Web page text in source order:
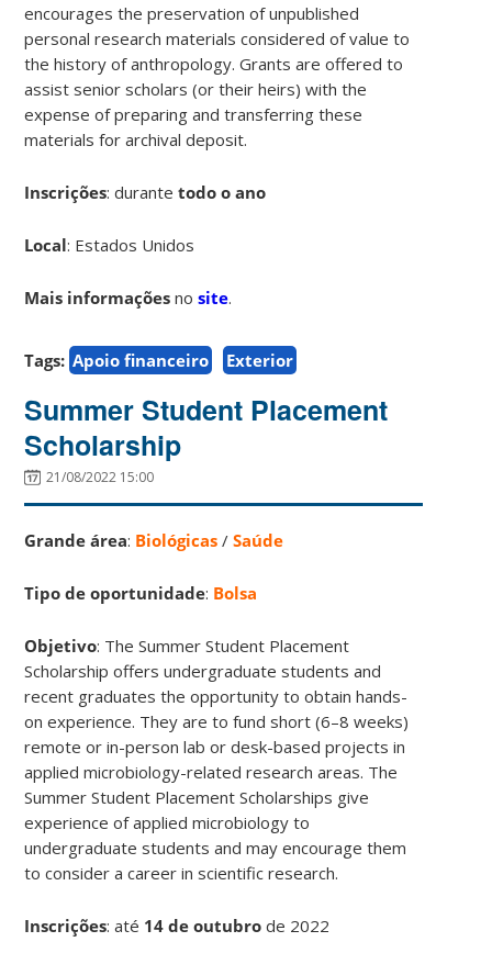
encourages the preservation of unpublished
personal research materials considered of value to
the history of anthropology. Grants are offered to
assist senior scholars (or their heirs) with the
expense of preparing and transferring these
materials for archival deposit.
Inscrições: durante todo o ano
Local: Estados Unidos
Mais informações nosite.
Tags: Apoio financeiro Exterior
Summer Student Placement
Scholarship
21/08/2022 15:00
Grande área: Biológicas /Saúde
Tipo de oportunidade: Bolsa
Objetivo: The Summer Student Placement
Scholarship offers undergraduate students and
recent graduates the opportunity to obtain hands-
on experience. They are to fund short (6–8 weeks)
remote or in-person lab or desk-based projects in
applied microbiology-related research areas. The
Summer Student Placement Scholarships give
experience of applied microbiology to
undergraduate students and may encourage them
to consider a career in scientific research.
Inscrições: até 14 de outubrode 2022